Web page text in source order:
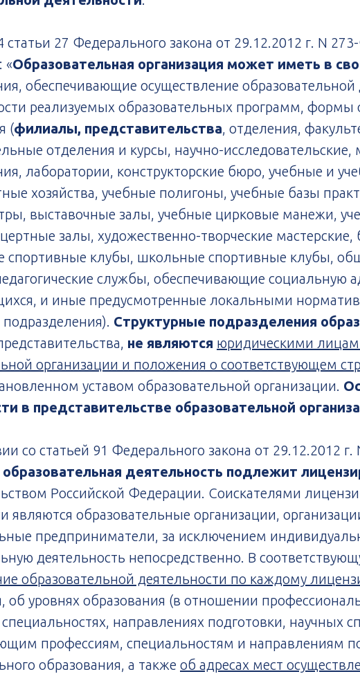
статьи 27 Федерального закона от 29.12.2012 г. N
«Образовательная организация может иметь в
обеспечивающие осуществление образовательной
реализуемых образовательных программ,
(филиалы, представительства, отделения,
отделения и курсы, научно-
лаборатории, конструкторские бюро, учебные и
хозяйства, учебные полигоны, учебные базы
выставочные залы, учебные цирковые манежи,
залы, художественно-творческие
спортивные клубы, школьные спортивные клубы,
службы, обеспечивающие
и иные предусмотренные локальными
Структурные подразделения
не являются юридическими
организации и положения о соответствующем
уставом образовательной организации.
в представительстве образовательной
со статьей 91 Федерального закона от 29.12.2012
образовательная деятельность подлежит
Российской Федерации. Соискателями
являются образовательные организации,
предприниматели, за исключением
деятельность непосредственно. В
образовательной деятельности по каждому
об уровнях образования (в отношении
направлениях подготовки, научных
профессиям, специальностям и направлениям
образования, а также об адресах мест